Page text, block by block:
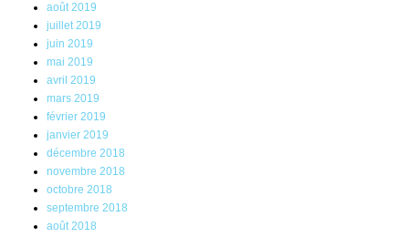
août 2019
juillet 2019
juin 2019
mai 2019
avril 2019
mars 2019
février 2019
janvier 2019
décembre 2018
novembre 2018
octobre 2018
septembre 2018
août 2018